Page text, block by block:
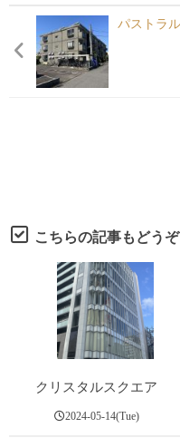
各種申請 パストラ
こちらの記事もどうぞ
クリスタルスクエア
2024-05-14(Tue)